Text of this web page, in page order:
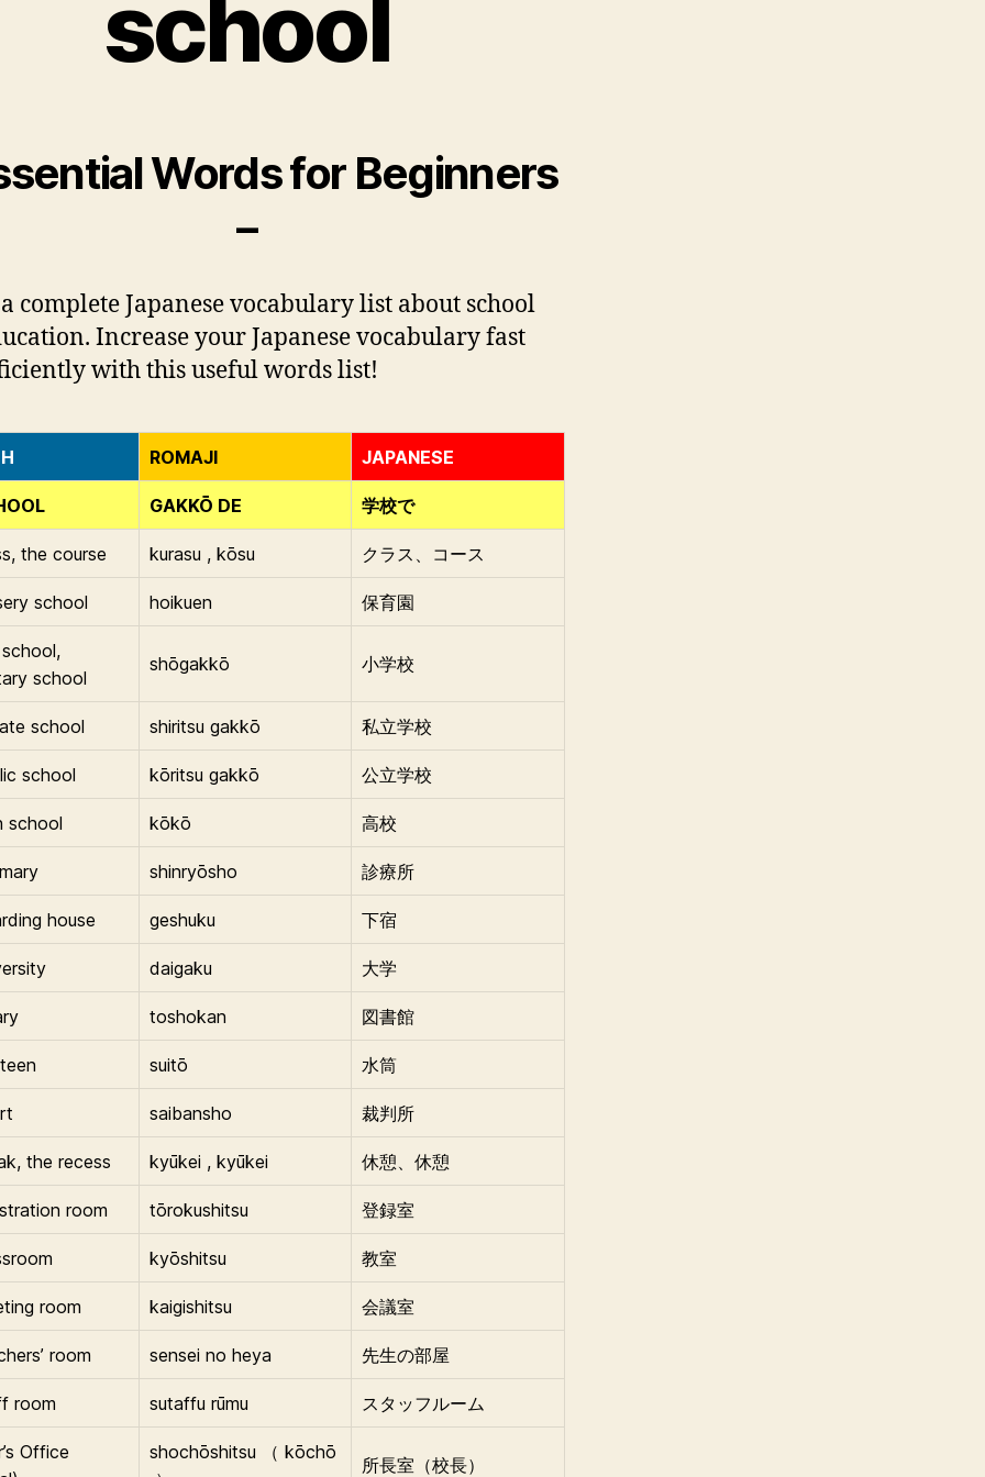
school
Words for Beginners
–
a complete Japanese vocabulary list about school
Increase your Japanese vocabulary fast
with this useful words list!
ROMAJI JAPANESE
GAKKŌ DE 学校で
the course kurasu , kōsu クラス、コース
school hoikuen 保育園
school
shōgakkō 小学校
school shiritsu gakkō 私立学校
school kōritsu gakkō 公立学校
school kōkō 高校
shinryōsho 診療所
house geshuku 下宿
daigaku 大学
toshokan 図書館
suitō 水筒
saibansho 裁判所
the recess kyūkei , kyūkei 休憩、休憩
room tōrokushitsu 登録室
kyōshitsu 教室
room kaigishitsu 会議室
room sensei no heya 先生の部屋
room sutaffu rūmu スタッフルーム
Office
shochōshitsu （ kōchō
所長室（校長）